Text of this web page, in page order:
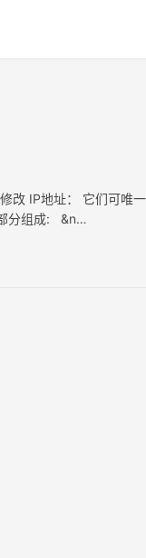
改 IP地址： 它们可唯
分组成: &n…